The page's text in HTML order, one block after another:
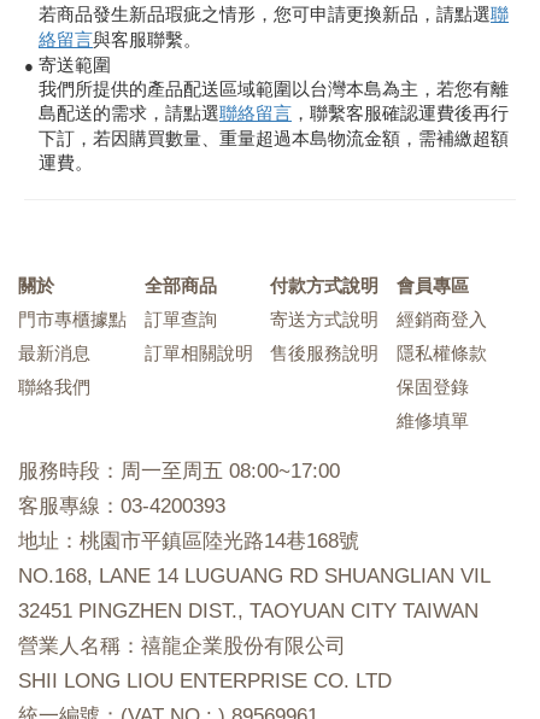
若商品發生新品瑕疵之情形，您可申請更換新品，請點選聯
絡留言與客服聯繫。
● 寄送範圍
我們所提供的產品配送區域範圍以台灣本島為主，若您有離
島配送的需求，請點選聯絡留言 ，聯繫客服確認運費後再行
下訂，若因購買數量、重量超過本島物流金額，需補繳超額
運費。
關於
門市專櫃據點
最新消息
聯絡我們
全部商品
訂單查詢
訂單相關說明
付款方式說明
寄送方式說明
售後服務說明
會員專區
經銷商登入
隱私權條款
保固登錄
維修填單
服務時段：周一至周五 08:00~17:00
客服專線：03-4200393
地址：桃園市平鎮區陸光路14巷168號
NO.168, LANE 14 LUGUANG RD SHUANGLIAN VIL
32451 PINGZHEN DIST., TAOYUAN CITY TAIWAN
營業人名稱：禧龍企業股份有限公司
SHII LONG LIOU ENTERPRISE CO. LTD